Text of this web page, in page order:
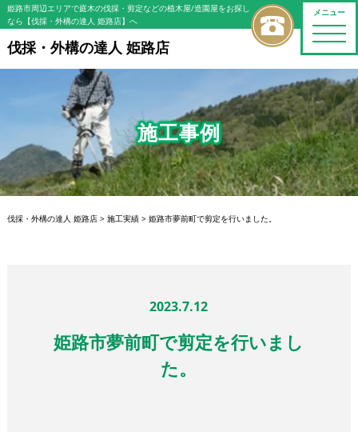
メニュー
toggle
姫路市周辺エリアで庭木の伐採・剪定などの植木屋/造園屋をお探し
なら【伐採・外構の達人 姫路店】へ
伐採・外構の達人 姫路店
施工事例
伐採・外構の達人 姫路店> 施工実績> 姫路市夢前町で剪定を行いました。
2023.7.12
姫路市夢前町で剪定を行いまし
た。